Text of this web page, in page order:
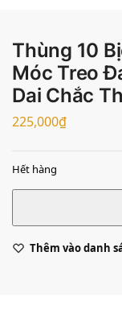
Thùng 10
Móc Treo
Dai Chắc
225,000₫
Hết hàng
Thêm vào danh